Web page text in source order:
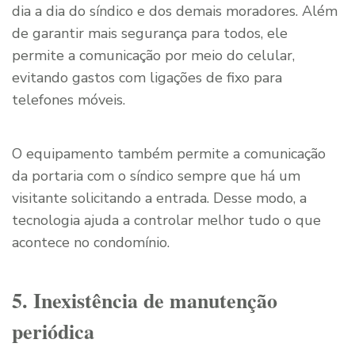
dia a dia do síndico e dos demais moradores. Além
de garantir mais segurança para todos, ele
permite a comunicação por meio do celular,
evitando gastos com ligações de fixo para
telefones móveis.
O equipamento também permite a comunicação
da portaria com o síndico sempre que há um
visitante solicitando a entrada. Desse modo, a
tecnologia ajuda a controlar melhor tudo o que
acontece no condomínio.
5. Inexistência de manutenção
periódica